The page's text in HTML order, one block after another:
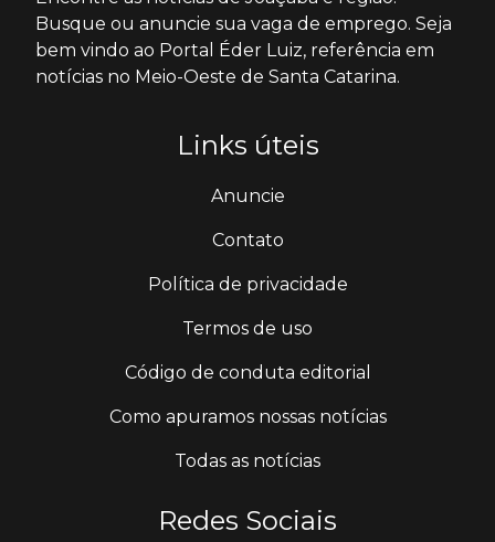
Busque ou anuncie sua vaga de emprego. Seja
bem vindo ao Portal Éder Luiz, referência em
notícias no Meio-Oeste de Santa Catarina.
Links úteis
Anuncie
Contato
Política de privacidade
Termos de uso
Código de conduta editorial
Como apuramos nossas notícias
Todas as notícias
Redes Sociais